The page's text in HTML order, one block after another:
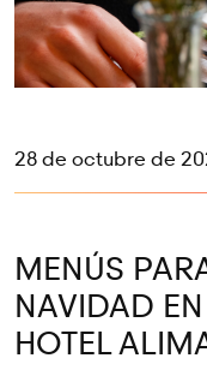
28 de octubre de
MENÚS
NAVIDAD
HOTEL